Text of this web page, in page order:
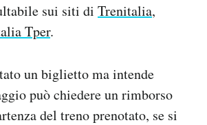
sui siti di Trenitalia,
Tper.
un biglietto ma intende
può chiedere un rimborso
del treno prenotato, se si